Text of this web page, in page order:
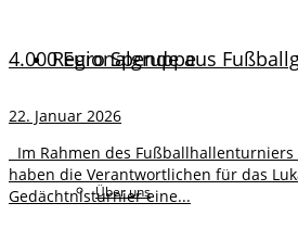
Regionalgruppe
Über uns
4.000 Euro Spende aus
22. Januar 2026
Im Rahmen des Fußballhallenturniers
haben die Verantwortlichen für das
Gedächtnisturnier eine...